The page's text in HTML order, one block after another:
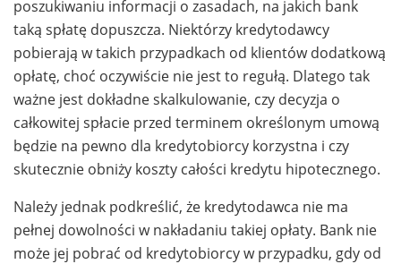
poszukiwaniu informacji o zasadach, na jakich bank
taką spłatę dopuszcza. Niektórzy kredytodawcy
pobierają w takich przypadkach od klientów dodatkową
opłatę, choć oczywiście nie jest to regułą. Dlatego tak
ważne jest dokładne skalkulowanie, czy decyzja o
całkowitej spłacie przed terminem określonym umową
będzie na pewno dla kredytobiorcy korzystna i czy
skutecznie obniży koszty całości kredytu hipotecznego.
Należy jednak podkreślić, że kredytodawca nie ma
pełnej dowolności w nakładaniu takiej opłaty. Bank nie
może jej pobrać od kredytobiorcy w przypadku, gdy od